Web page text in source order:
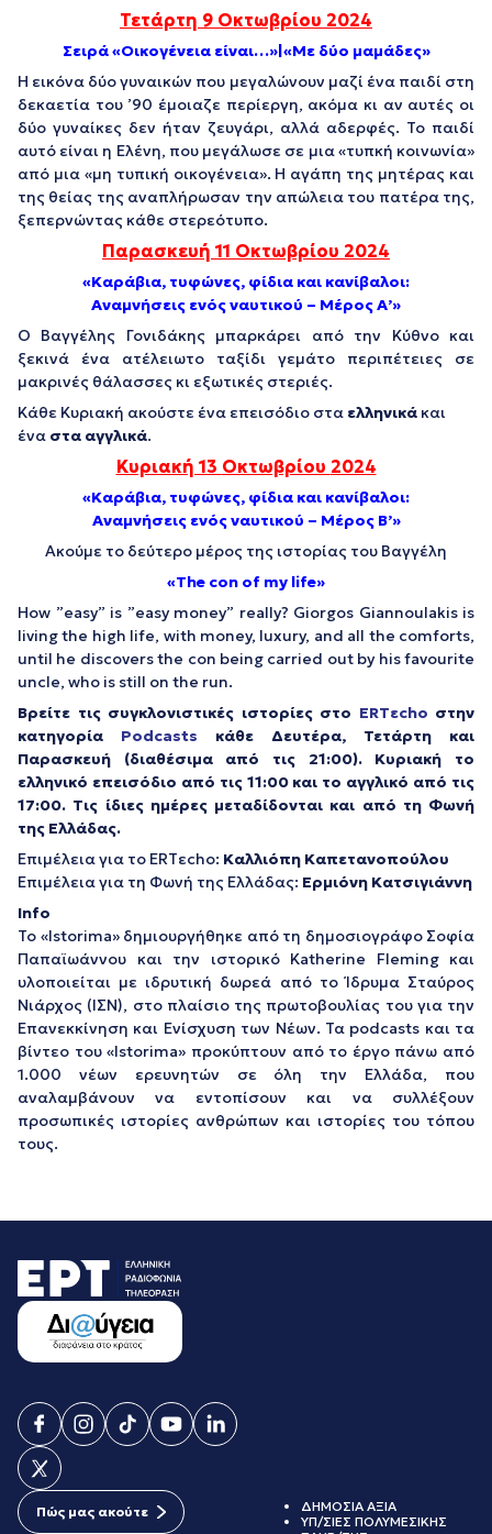
Τετάρτη 9 Οκτωβρίου 2024
Σειρά «Οικογένεια είναι…»|«Με δύο μαμάδες»
Η εικόνα δύο γυναικών που μεγαλώνουν μαζί ένα παιδί στη
δεκαετία του ’90 έμοιαζε περίεργη, ακόμα κι αν αυτές οι
δύο γυναίκες δεν ήταν ζευγάρι, αλλά αδερφές. Το παιδί
αυτό είναι η Ελένη, που μεγάλωσε σε μια «τυπκή κοινωνία»
από μια «μη τυπική οικογένεια». Η αγάπη της μητέρας και
της θείας της αναπλήρωσαν την απώλεια του πατέρα της,
ξεπερνώντας κάθε στερεότυπο.
Παρασκευή 11 Οκτωβρίου 2024
«Καράβια, τυφώνες, φίδια και κανίβαλοι:
Αναμνήσεις ενός ναυτικού – Μέρος Α’»
Ο Βαγγέλης Γονιδάκης μπαρκάρει από την Κύθνο και
ξεκινά ένα ατέλειωτο ταξίδι γεμάτο περιπέτειες σε
μακρινές θάλασσες κι εξωτικές στεριές.
Κάθε Κυριακή ακούστε ένα επεισόδιο στα ελληνικά και
ένα στα αγγλικά.
Κυριακή 13 Οκτωβρίου 2024
«Καράβια, τυφώνες, φίδια και κανίβαλοι:
Αναμνήσεις ενός ναυτικού – Μέρος Β’»
Ακούμε το δεύτερο μέρος της ιστορίας του Βαγγέλη
«The con of my life»
How ”easy” is ”easy money” really? Giorgos Giannoulakis is
living the high life, with money, luxury, and all the comforts,
until he discovers the con being carried out by his favourite
uncle, who is still on the run.
Βρείτε τις συγκλονιστικές ιστορίες στο ERTεcho στην
κατηγορία Podcasts κάθε Δευτέρα, Τετάρτη και
Παρασκευή (διαθέσιμα από τις 21:00). Κυριακή το
ελληνικό επεισόδιο από τις 11:00 και το αγγλικό από τις
17:00. Τις ίδιες ημέρες μεταδίδονται και από τη Φωνή
της Ελλάδας.
Επιμέλεια για το ERTεcho: Καλλιόπη Καπετανοπούλου
Επιμέλεια για τη Φωνή της Ελλάδας: Ερμιόνη Κατσιγιάννη
Info
Το «Istorima» δημιουργήθηκε από τη δημοσιογράφο Σοφία
Παπαϊωάννου και την ιστορικό Katherine Fleming και
υλοποιείται με ιδρυτική δωρεά από το Ίδρυμα Σταύρος
Νιάρχος (ΙΣΝ), στο πλαίσιο της πρωτοβουλίας του για την
Επανεκκίνηση και Ενίσχυση των Νέων. Τα podcasts και τα
βίντεο του «Istorima» προκύπτουν από το έργο πάνω από
1.000 νέων ερευνητών σε όλη την Ελλάδα, που
αναλαμβάνουν να εντοπίσουν και να συλλέξουν
προσωπικές ιστορίες ανθρώπων και ιστορίες του τόπου
τους.
Πώς μας ακούτε
ΔΗΜΟΣΙΑ ΑΞΙΑ
ΥΠ/ΣΙΕΣ ΠΟΛΥΜΕΣΙΚΗΣ